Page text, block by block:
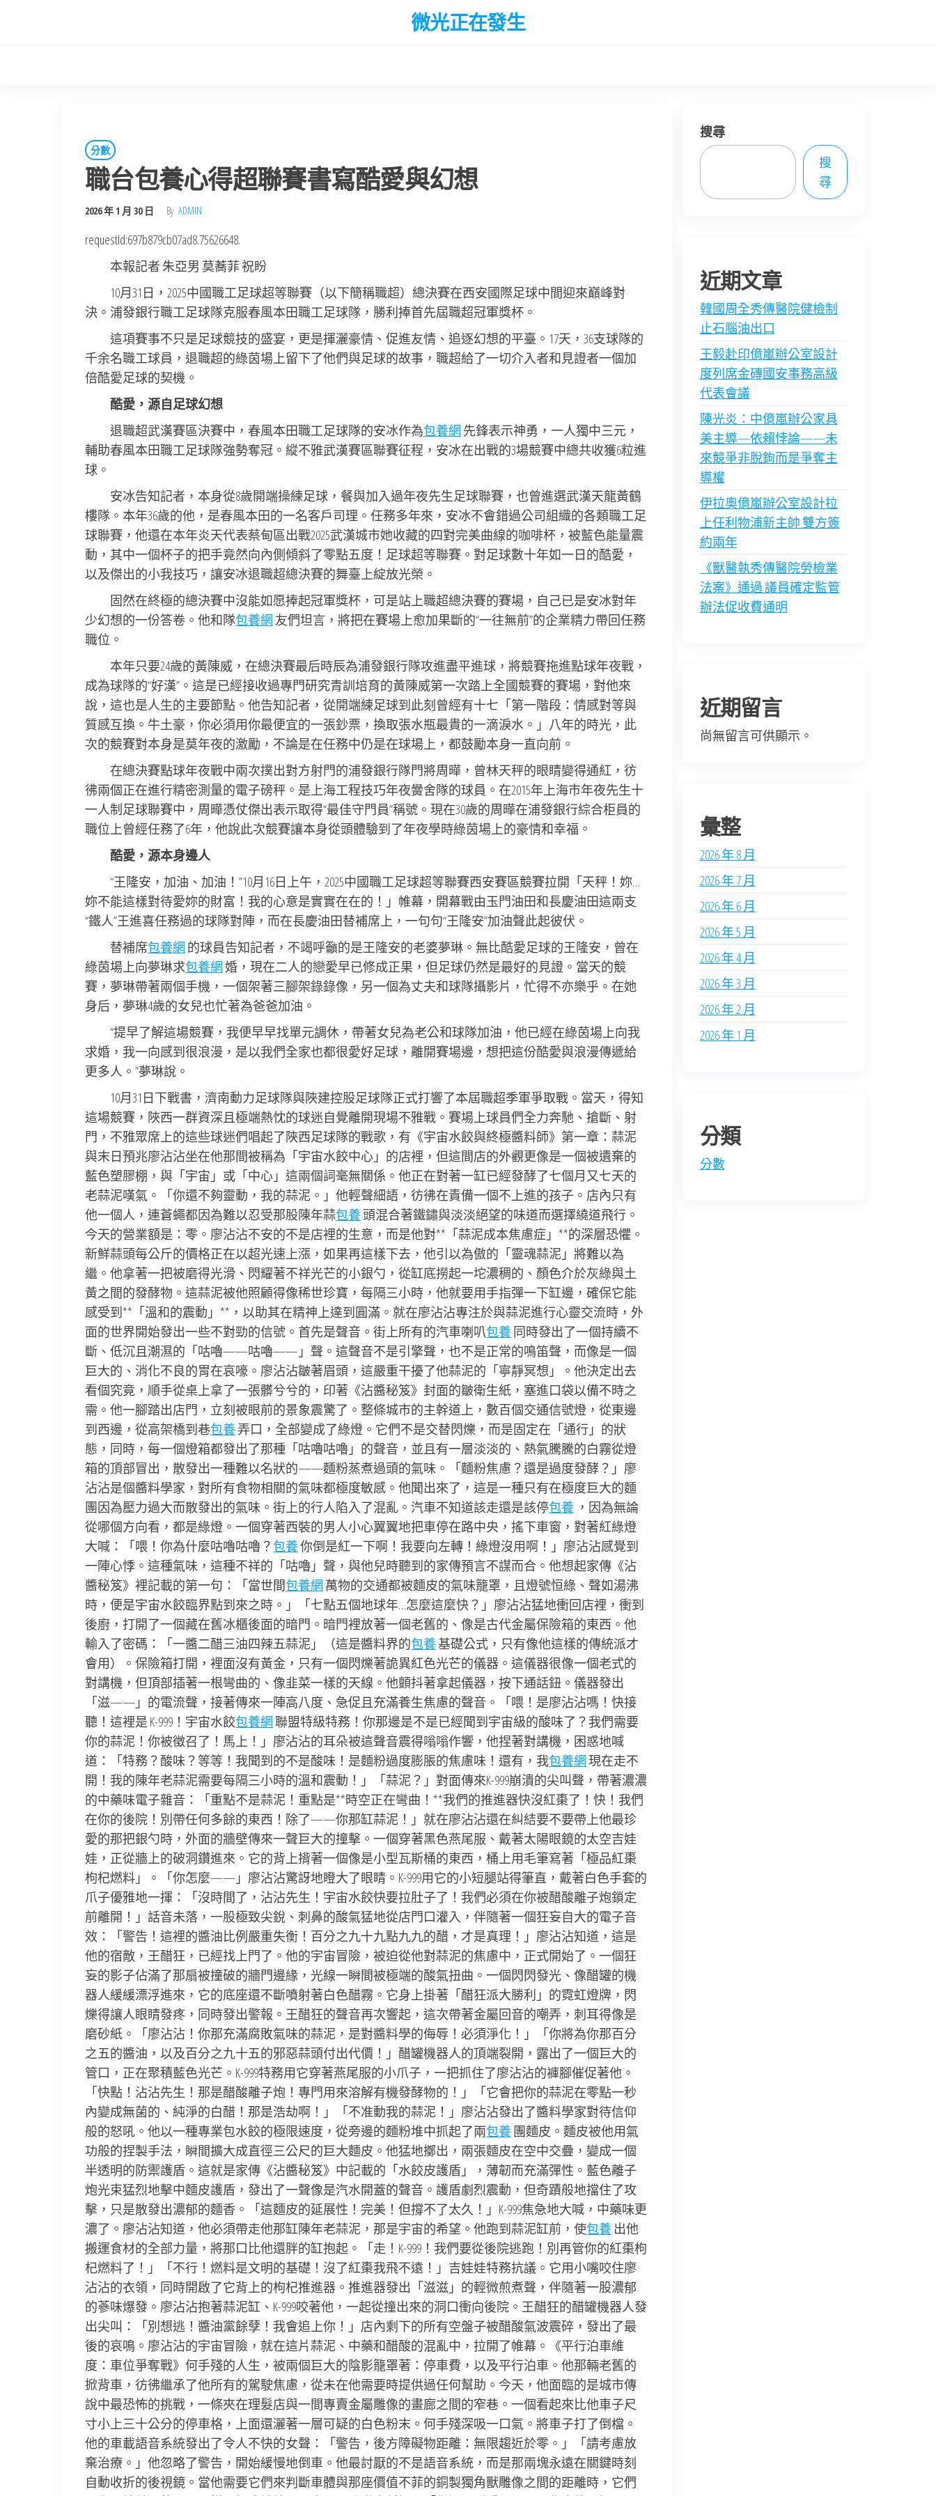
微光正在發生
分數
職台包養心得超聯賽書寫酷愛與幻想
2026 年 1 月 30 日 By ADMIN
requestId:697b879cb07ad8.75626648.
本報記者 朱亞男 莫蕎菲 祝盼
10月31日，2025中國職工足球超等聯賽（以下簡稱職超）總決賽在西安國際足球中間迎來巔峰對
決。浦發銀行職工足球隊克服春風本田職工足球隊，勝利捧首先屆職超冠軍獎杯。
這項賽事不只是足球競技的盛宴，更是揮灑豪情、促進友情、追逐幻想的平臺。17天，36支球隊的
千余名職工球員，退職超的綠茵場上留下了他們與足球的故事，職超給了一切介入者和見證者一個加
倍酷愛足球的契機。
酷愛，源自足球幻想
退職超武漢賽區決賽中，春風本田職工足球隊的安冰作為包養網 先鋒表示神勇，一人獨中三元，
輔助春風本田職工足球隊強勢奪冠。縱不雅武漢賽區聯賽征程，安冰在出戰的3場競賽中總共收獲6粒進
球。
安冰告知記者，本身從8歲開端操練足球，餐與加入過年夜先生足球聯賽，也曾進選武漢天龍黃鶴
樓隊。本年36歲的他，是春風本田的一名客戶司理。任務多年來，安冰不會錯過公司組織的各類職工足
球聯賽，他還在本年炎天代表蔡甸區出戰2025武漢城市她收藏的四對完美曲線的咖啡杯，被藍色能量震
動，其中一個杯子的把手竟然向內側傾斜了零點五度！足球超等聯賽。對足球數十年如一日的酷愛，
以及傑出的小我技巧，讓安冰退職超總決賽的舞臺上綻放光榮。
固然在終極的總決賽中沒能如愿捧起冠軍獎杯，可是站上職超總決賽的賽場，自己已是安冰對年
少幻想的一份答卷。他和隊包養網 友們坦言，將把在賽場上愈加果斷的“一往無前”的企業精力帶回任務
職位。
本年只要24歲的黃陳威，在總決賽最后時辰為浦發銀行隊攻進盡平進球，將競賽拖進點球年夜戰，
成為球隊的“好漢”。這是已經接收過專門研究青訓培育的黃陳威第一次踏上全國競賽的賽場，對他來
說，這也是人生的主要節點。他告知記者，從開端練足球到此刻曾經有十七「第一階段：情感對等與
質感互換。牛土豪，你必須用你最便宜的一張鈔票，換取張水瓶最貴的一滴淚水。」八年的時光，此
次的競賽對本身是莫年夜的激勵，不論是在任務中仍是在球場上，都鼓勵本身一直向前。
在總決賽點球年夜戰中兩次撲出對方射門的浦發銀行隊門將周曄，曾林天秤的眼睛變得通紅，彷
彿兩個正在進行精密測量的電子磅秤。是上海工程技巧年夜黌舍隊的球員。在2015年上海市年夜先生十
一人制足球聯賽中，周曄憑仗傑出表示取得“最佳守門員”稱號。現在30歲的周曄在浦發銀行綜合柜員的
職位上曾經任務了6年，他說此次競賽讓本身從頭體驗到了年夜學時綠茵場上的豪情和幸福。
酷愛，源本身邊人
“王隆安，加油、加油！”10月16日上午，2025中國職工足球超等聯賽西安賽區競賽拉開「天秤！妳…
妳不能這樣對待愛妳的財富！我的心意是實實在在的！」帷幕，開幕戰由玉門油田和長慶油田這兩支
“鐵人”王進喜任務過的球隊對陣，而在長慶油田替補席上，一句句“王隆安”加油聲此起彼伏。
替補席包養網 的球員告知記者，不竭呼籲的是王隆安的老婆夢琳。無比酷愛足球的王隆安，曾在
綠茵場上向夢琳求包養網婚，現在二人的戀愛早已修成正果，但足球仍然是最好的見證。當天的競
賽，夢琳帶著兩個手機，一個架著三腳架錄錄像，另一個為丈夫和球隊攝影片，忙得不亦樂乎。在她
身后，夢琳4歲的女兒也忙著為爸爸加油。
“提早了解這場競賽，我便早早找單元調休，帶著女兒為老公和球隊加油，他已經在綠茵場上向我
求婚，我一向感到很浪漫，是以我們全家也都很愛好足球，離開賽場邊，想把這份酷愛與浪漫傳遞給
更多人。”夢琳說。
10月31日下戰書，濟南動力足球隊與陜建控股足球隊正式打響了本屆職超季軍爭取戰。當天，得知
這場競賽，陜西一群資深且極端熱忱的球迷自覺離開現場不雅戰。賽場上球員們全力奔馳、搶斷、射
門，不雅眾席上的這些球迷們唱起了陜西足球隊的戰歌，有《宇宙水餃與終極醬料師》第一章：蒜泥
與末日預兆廖沾沾坐在他那間被稱為「宇宙水餃中心」的店裡，但這間店的外觀更像是一個被遺棄的
藍色塑膠棚，與「宇宙」或「中心」這兩個詞毫無關係。他正在對著一缸已經發酵了七個月又七天的
老蒜泥嘆氣。「你還不夠靈動，我的蒜泥。」他輕聲細語，彷彿在責備一個不上進的孩子。店內只有
他一個人，連蒼蠅都因為難以忍受那股陳年蒜包養頭混合著鐵鏽與淡淡絕望的味道而選擇繞道飛行。
今天的營業額是：零。廖沾沾不安的不是店裡的生意，而是他對**「蒜泥成本焦慮症」**的深層恐懼。
新鮮蒜頭每公斤的價格正在以超光速上漲，如果再這樣下去，他引以為傲的「靈魂蒜泥」將難以為
繼。他拿著一把被磨得光滑、閃耀著不祥光芒的小銀勺，從缸底撈起一坨濃稠的、顏色介於灰綠與土
黃之間的發酵物。這蒜泥被他照顧得像稀世珍寶，每隔三小時，他就要用手指彈一下缸邊，確保它能
感受到**「溫和的震動」**，以助其在精神上達到圓滿。就在廖沾沾專注於與蒜泥進行心靈交流時，外
面的世界開始發出一些不對勁的信號。首先是聲音。街上所有的汽車喇叭包養同時發出了一個持續不
斷、低沉且潮濕的「咕嚕——咕嚕——」聲。這聲音不是引擎聲，也不是正常的鳴笛聲，而像是一個
巨大的、消化不良的胃在哀嚎。廖沾沾皺著眉頭，這嚴重干擾了他蒜泥的「寧靜冥想」。他決定出去
看個究竟，順手從桌上拿了一張髒兮兮的，印著《沾醬秘笈》封面的皺衛生紙，塞進口袋以備不時之
需。他一腳踏出店門，立刻被眼前的景象震驚了。整條城市的主幹道上，數百個交通信號燈，從東邊
到西邊，從高架橋到巷包養弄口，全部變成了綠燈。它們不是交替閃爍，而是固定在「通行」的狀
態，同時，每一個燈箱都發出了那種「咕嚕咕嚕」的聲音，並且有一層淡淡的、熱氣騰騰的白霧從燈
箱的頂部冒出，散發出一種難以名狀的——麵粉蒸煮過頭的氣味。「麵粉焦慮？還是過度發酵？」廖
沾沾是個醬料學家，對所有食物相關的氣味都極度敏感。他聞出來了，這是一種只有在極度巨大的麵
團因為壓力過大而散發出的氣味。街上的行人陷入了混亂。汽車不知道該走還是該停包養 ，因為無論
從哪個方向看，都是綠燈。一個穿著西裝的男人小心翼翼地把車停在路中央，搖下車窗，對著紅綠燈
大喊：「喂！你為什麼咕嚕咕嚕？包養你倒是紅一下啊！我要向左轉！綠燈沒用啊！」廖沾沾感覺到
一陣心悸。這種氣味，這種不祥的「咕嚕」聲，與他兒時聽到的家傳預言不謀而合。他想起家傳《沾
醬秘笈》裡記載的第一句：「當世間包養網 萬物的交通都被麵皮的氣味籠罩，且燈號恒綠、聲如湯沸
時，便是宇宙水餃臨界點到來之時。」「七點五個地球年…怎麼這麼快？」廖沾沾猛地衝回店裡，衝到
後廚，打開了一個藏在舊冰櫃後面的暗門。暗門裡放著一個老舊的、像是古代金屬保險箱的東西。他
輸入了密碼：「一醬二醋三油四辣五蒜泥」（這是醬料界的包養基礎公式，只有像他這樣的傳統派才
會用）。保險箱打開，裡面沒有黃金，只有一個閃爍著詭異紅色光芒的儀器。這儀器很像一個老式的
對講機，但頂部插著一根彎曲的、像韭菜一樣的天線。他顫抖著拿起儀器，按下通話鈕。儀器發出
「滋——」的電流聲，接著傳來一陣高八度、急促且充滿養生焦慮的聲音。「喂！是廖沾沾嗎！快接
聽！這裡是 K-999！宇宙水餃包養網聯盟特級特務！你那邊是不是已經聞到宇宙級的酸味了？我們需要
你的蒜泥！你被徵召了！馬上！」廖沾沾的耳朵被這聲音震得嗡嗡作響，他捏著對講機，困惑地喊
道：「特務？酸味？等等！我聞到的不是酸味！是麵粉過度膨脹的焦慮味！還有，我包養網現在走不
開！我的陳年老蒜泥需要每隔三小時的溫和震動！」「蒜泥？」對面傳來K-999崩潰的尖叫聲，帶著濃濃
的中藥味電子雜音：「重點不是蒜泥！重點是**時空正在彎曲！**我們的推進器快沒紅棗了！快！我們
在你的後院！別帶任何多餘的東西！除了——你那缸蒜泥！」就在廖沾沾還在糾結要不要帶上他最珍
愛的那把銀勺時，外面的牆壁傳來一聲巨大的撞擊。一個穿著黑色燕尾服、戴著太陽眼鏡的太空吉娃
娃，正從牆上的破洞鑽進來。它的背上揹著一個像是小型瓦斯桶的東西，桶上用毛筆寫著「極品紅棗
枸杞燃料」。「你怎麼——」廖沾沾驚訝地瞪大了眼睛。K-999用它的小短腿站得筆直，戴著白色手套的
爪子優雅地一揮：「沒時間了，沾沾先生！宇宙水餃快要拉肚子了！我們必須在你被醋酸離子炮鎖定
前離開！」話音未落，一股極致尖銳、刺鼻的酸氣猛地從店門口灌入，伴隨著一個狂妄自大的電子音
效：「警告！這裡的醬油比例嚴重失衡！百分之九十九點九九的醋，才是真理！」廖沾沾知道，這是
他的宿敵，王醋狂，已經找上門了。他的宇宙冒險，被迫從他對蒜泥的焦慮中，正式開始了。一個狂
妄的影子佔滿了那扇被撞破的牆門邊緣，光線一瞬間被極端的酸氣扭曲。一個閃閃發光、像醋罐的機
器人緩緩漂浮進來，它的底座還不斷噴射著白色醋霧。它身上掛著「醋狂派大勝利」的霓虹燈牌，閃
爍得讓人眼睛發疼，同時發出警報。王醋狂的聲音再次響起，這次帶著金屬回音的嘲弄，刺耳得像是
磨砂紙。「廖沾沾！你那充滿腐敗氣味的蒜泥，是對醬料學的侮辱！必須淨化！」「你將為你那百分
之五的醬油，以及百分之九十五的邪惡蒜頭付出代價！」醋罐機器人的頂端裂開，露出了一個巨大的
管口，正在聚積藍色光芒。K-999特務用它穿著燕尾服的小爪子，一把抓住了廖沾沾的褲腳催促著他。
「快點！沾沾先生！那是醋酸離子炮！專門用來溶解有機發酵物的！」「它會把你的蒜泥在零點一秒
內變成無菌的、純淨的白醋！那是浩劫啊！」「不准動我的蒜泥！」廖沾沾發出了醬料學家對待信仰
般的怒吼。他以一種專業包水餃的極限速度，從旁邊的麵粉堆中抓起了兩包養團麵皮。麵皮被他用氣
功般的捏製手法，瞬間擴大成直徑三公尺的巨大麵皮。他猛地擲出，兩張麵皮在空中交疊，變成一個
半透明的防禦護盾。這就是家傳《沾醬秘笈》中記載的「水餃皮護盾」，薄韌而充滿彈性。藍色離子
炮光束猛烈地擊中麵皮護盾，發出了一聲像是汽水開蓋的聲音。護盾劇烈震動，但奇蹟般地擋住了攻
擊，只是散發出濃郁的麵香。「這麵皮的延展性！完美！但撐不了太久！」K-999焦急地大喊，中藥味更
濃了。廖沾沾知道，他必須帶走他那缸陳年老蒜泥，那是宇宙的希望。他跑到蒜泥缸前，使包養出他
搬運食材的全部力量，將那口比他還胖的缸抱起。「走！K-999！我們要從後院逃跑！別再管你的紅棗枸
杞燃料了！」「不行！燃料是文明的基礎！沒了紅棗我飛不遠！」吉娃娃特務抗議。它用小嘴咬住廖
沾沾的衣領，同時開啟了它背上的枸杞推進器。推進器發出「滋滋」的輕微煎煮聲，伴隨著一股濃郁
的蔘味爆發。廖沾沾抱著蒜泥缸、K-999咬著他，一起從撞出來的洞口衝向後院。王醋狂的醋罐機器人發
出尖叫：「別想逃！醬油黨餘孽！我會追上你！」店內剩下的所有空盤子被醋酸氣波震碎，發出了最
後的哀鳴。廖沾沾的宇宙冒險，就在這片蒜泥、中藥和醋酸的混亂中，拉開了帷幕。《平行泊車維
度：車位爭奪戰》何手殘的人生，被兩個巨大的陰影籠罩著：停車費，以及平行泊車。他那輛老舊的
掀背車，彷彿繼承了他所有的駕駛焦慮，從未在他需要時提供過任何幫助。今天，他面臨的是城市傳
說中最恐怖的挑戰，一條夾在理髮店與一間專賣金屬雕像的畫廊之間的窄巷。一個看起來比他車子尺
寸小上三十公分的停車格，上面還灑著一層可疑的白色粉末。何手殘深吸一口氣。將車子打了倒檔。
他的車載語音系統發出了令人不快的女聲：「警告，後方障礙物距離：無限趨近於零。」「請考慮放
棄治療。」他忽略了警告，開始緩慢地倒車。他最討厭的不是語音系統，而是那兩塊永遠在關鍵時刻
自動收折的後視鏡。當他需要它們來判斷車體與那座價值不菲的銅製獨角獸雕像之間的距離時，它們
搜尋
搜
尋
近期文章
韓國周全秀傳醫院健檢制
止石腦油出口
王毅赴印億嵐辦公室設計
度列席金磚國安事務高級
代表會議
陳光炎：中億嵐辦公家具
美主導—依賴悖論——未
來競爭非脫鉤而是爭奪主
導權
伊拉奧億嵐辦公室設計拉
上任利物浦新主帥 雙方簽
約兩年
《獸醫執秀傳醫院勞檢業
法案》通過 議員確定監管
辦法促收費通明
近期留言
尚無留言可供顯示。
彙整
2026 年 8 月
2026 年 7 月
2026 年 6 月
2026 年 5 月
2026 年 4 月
2026 年 3 月
2026 年 2 月
2026 年 1 月
分類
分數